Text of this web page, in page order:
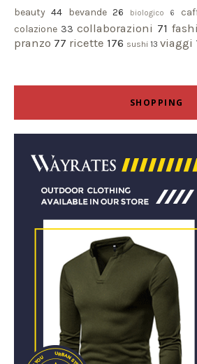
beauty 44 bevande 26 biologico 6
colazione 33 collaborazioni 71
pranzo 77 ricette 176 sushi 13 viaggi
SHOPPING